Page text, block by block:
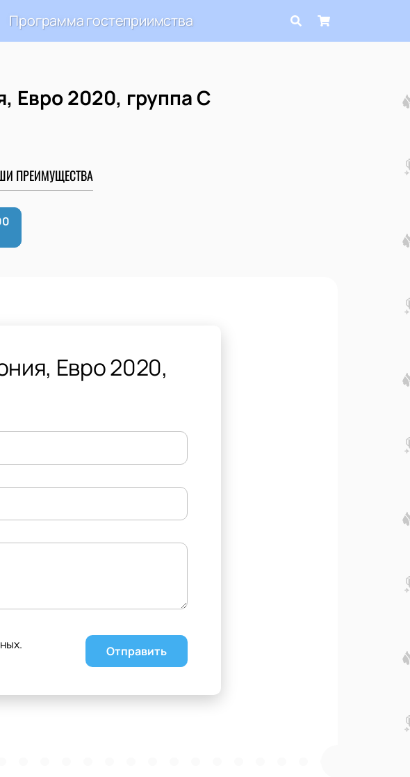
Программа гостеприимства
Евро 2020, группа C
ПРЕИМУЩЕСТВА
Евро 2020,
. Отправить